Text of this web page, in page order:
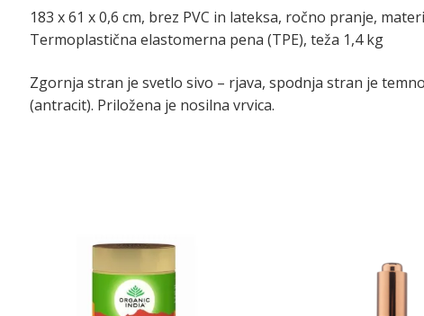
183 x 61 x 0,6 cm, brez PVC in lateksa, ročno pranje,
Termoplastična elastomerna pena (TPE), teža 1,4 kg
Zgornja stran je svetlo sivo – rjava, spodnja stran je
(antracit). Priložena je nosilna vrvica.